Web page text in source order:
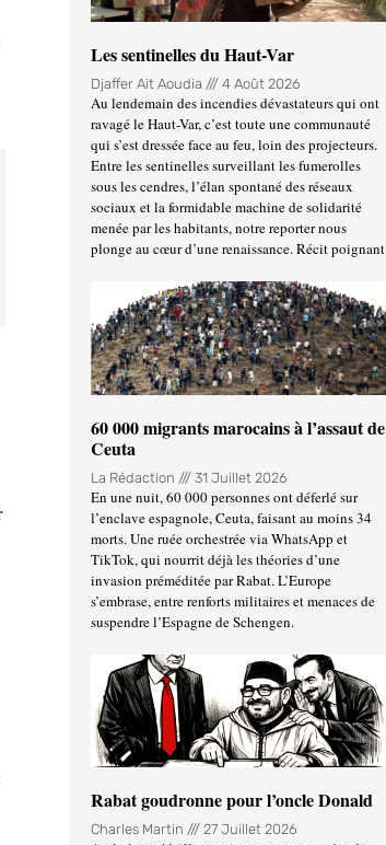
Les sentinelles du Haut-Var
Djaffer Ait Aoudia 4 Août 2026
Au lendemain des incendies dévastateurs qui ont
ravagé le Haut-Var, c’est toute une communauté
qui s’est dressée face au feu, loin des projecteurs.
Entre les sentinelles surveillant les fumerolles
sous les cendres, l’élan spontané des réseaux
sociaux et la formidable machine de solidarité
menée par les habitants, notre reporter nous
plonge au cœur d’une renaissance. Récit poignant
60 000 migrants marocains à l’assaut de
Ceuta
La Rédaction 31 Juillet 2026
En une nuit, 60 000 personnes ont déferlé sur
l’enclave espagnole, Ceuta, faisant au moins 34
morts. Une ruée orchestrée via WhatsApp et
TikTok, qui nourrit déjà les théories d’une
invasion préméditée par Rabat. L’Europe
s’embrase, entre renforts militaires et menaces de
suspendre l’Espagne de Schengen.
Rabat goudronne pour l’oncle Donald
Charles Martin 27 Juillet 2026